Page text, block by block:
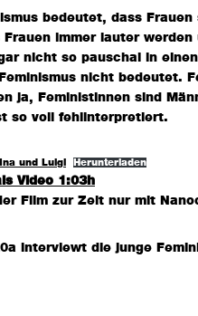
bedeutet, dass
immer lauter
nicht so pauschal in
nicht bedeutet.
ja, Feministinnen sind
so voll fehlinterpretiert.
und Luigi Herunterladen
Video 1:03h
Film zur Zeit nur mit
interviewt die junge